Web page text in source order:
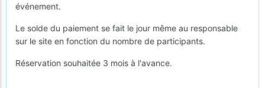
événement.
Le solde du paiement se fait le jour même au responsable
sur le site en fonction du nombre de participants.
Réservation souhaitée 3 mois à l'avance.